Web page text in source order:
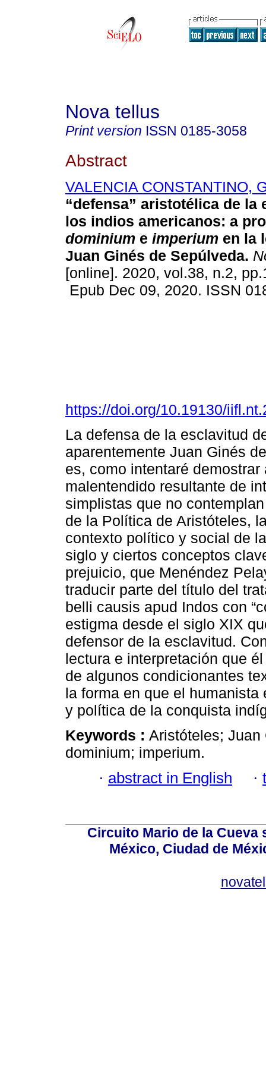
Nova tellus
Print version ISSN 0185-3058
Abstract
VALENCIA CONSTANTINO,
“defensa” aristotélica de la
los indios americanos: a
dominium e imperium en la
Juan Ginés de Sepúlveda.
[online]. 2020, vol.38, n.2,
Epub Dec 09, 2020. ISSN
https://doi.org/10.19130/
La defensa de la esclavitud
aparentemente Juan Ginés
es, como intentaré
malentendido resultante de
simplistas que no
de la Política de Aristóteles,
contexto político y social de
siglo y ciertos conceptos
prejuicio, que Menéndez
traducir parte del título del
belli causis apud Indos con
estigma desde el siglo XIX
defensor de la esclavitud.
lectura e interpretación que
de algunos condicionantes
la forma en que el
y política de la conquista
Keywords : Aristóteles;
dominium; imperium.
· abstract in English ·
Circuito Mario de la Cueva
México, Ciudad de